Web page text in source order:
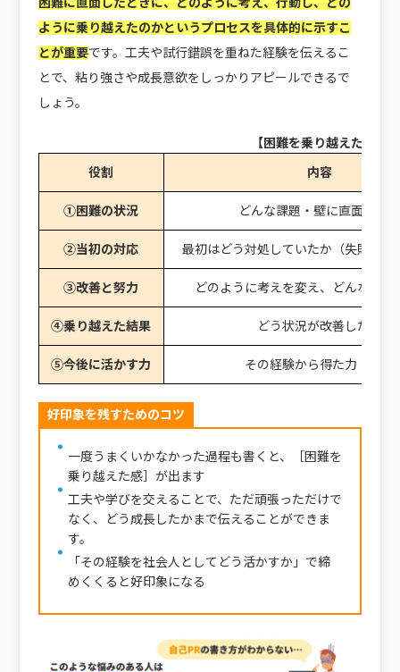
ように乗り越えたのかというプロセスを具体的に示すこ
とが重要です。工夫や試行錯誤を重ねた経験を伝えるこ
とで、粘り強さや成長意欲をしっかりアピールできるで
しょう。
【困難を乗り越えた回答
役割 内容
①困難の状況 どんな課題・壁に直面した
②当初の対応 最初はどう対処していたか（失敗して
③改善と努力 どのように考えを変え、どんな努力
④乗り越えた結果 どう状況が改善したか
⑤今後に活かす力 その経験から得た力・教訓
好印象を残すためのコツ
一度うまくいかなかった過程も書くと、［困難を
乗り越えた感］が出ます
工夫や学びを交えることで、ただ頑張っただけで
なく、どう成長したかまで伝えることができま
す。
「その経験を社会人としてどう活かすか」で締
めくくると好印象になる